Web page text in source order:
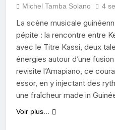
Michel Tamba Solano 4
La scène musicale
pépite : la rencontre entre
avec le Titre Kassi, deux
énergies autour d’une
revisite l’Amapiano, ce
essor, en y injectant des
une fraîcheur made in
Voir plus...